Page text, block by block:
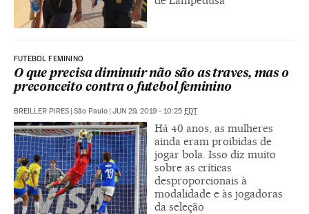
FUTEBOL FEMININO
O que precisa diminuir não são as traves, mas o
preconceito contra o futebol feminino
BREILLER PIRES | São Paulo | JUN 29, 2019 - 10:25 EDT
Há 40 anos, as mulheres
ainda eram proibidas de
jogar bola. Isso diz muito
sobre as críticas
desproporcionais à
modalidade e às jogadoras
da seleção